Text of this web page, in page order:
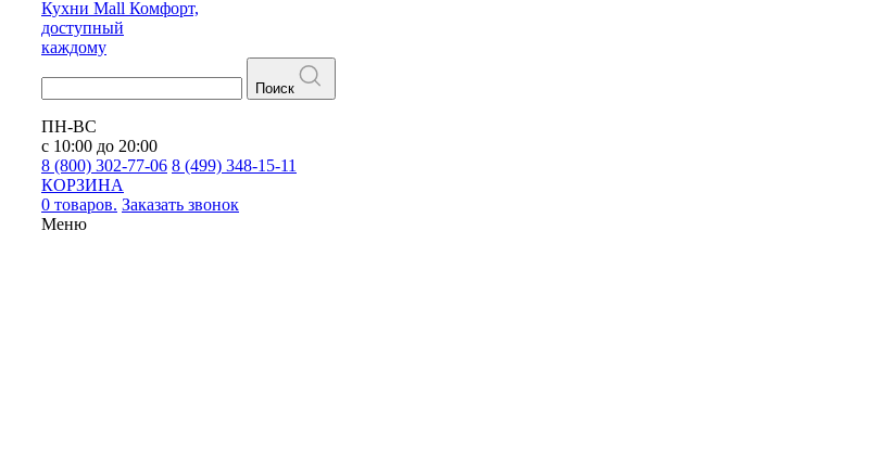
Кухни Mall Комфорт,
доступный
каждому
Поиск
ПН-ВС
с 10:00 до 20:00
8 (800) 302-77-06 8 (499) 348-15-11
КОРЗИНА
0 товаров. Заказать звонок
Меню